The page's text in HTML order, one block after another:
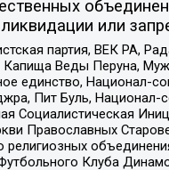
или
партия, ВЕК РА,
Веды Перуна,
единство, Национал-
Пит Буль, Национал-
Социалистическая
Православных
религиозных
Клуба